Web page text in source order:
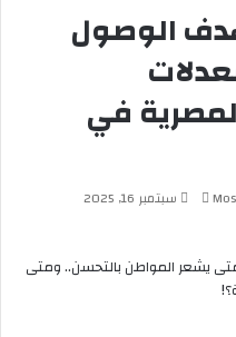
الوصول
في
ل
سبتمبر 16, 2025